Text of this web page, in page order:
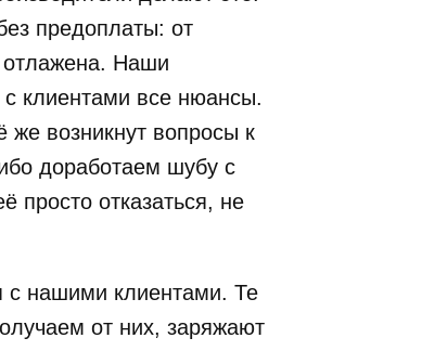
предоплаты: от
отлажена. Наши
клиентами все нюансы.
же возникнут вопросы к
доработаем шубу с
просто отказаться, не
с нашими клиентами. Те
от них, заряжают